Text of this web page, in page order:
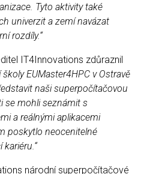
Tyto aktivity také
univerzit a zemí navázat
rozdíly.“
IT4Innovations zdůraznil
EUMaster4HPC v Ostravě
naši superpočítačovou
se mohli seznámit s
a reálnými aplikacemi
poskytlo neocenitelné
národní superpočítačové